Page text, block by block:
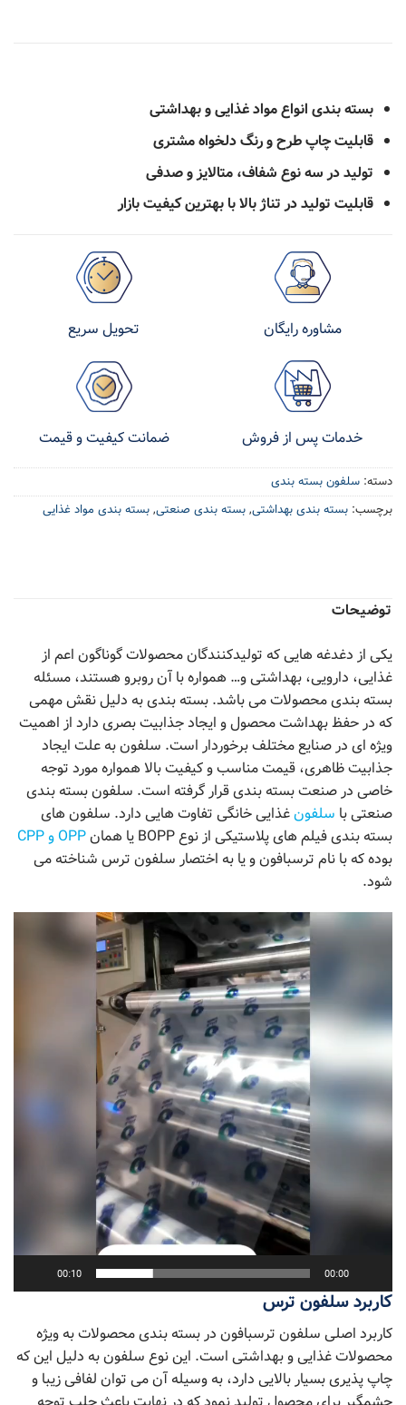
بسته بندی انواع مواد غذایی و بهداشتی
قابلیت چاپ طرح و رنگ دلخواه مشتری
تولید در سه نوع شفاف، متالایز و صدفی
قابلیت تولید در تناژ بالا با بهترین کیفیت بازار
مشاوره رایگان تحویل سریع
خدمات پس از فروش ضمانت کیفیت و قیمت
دسته: سلفون بسته بندی
برچسب: بسته بندی بهداشتی, بسته بندی صنعتی, بسته بندی مواد غذایی
توضیحات
یکی از دغدغه هایی که تولیدکنندگان محصولات گوناگون اعم از
غذایی، دارویی، بهداشتی و… همواره با آن روبرو هستند، مسئله
بسته بندی محصولات می باشد. بسته بندی به دلیل نقش مهمی
که در حفظ بهداشت محصول و ایجاد جذابیت بصری دارد از اهمیت
ویژه ای در صنایع مختلف برخوردار است. سلفون به علت ایجاد
جذابیت ظاهری، قیمت مناسب و کیفیت بالا همواره مورد توجه
خاصی در صنعت بسته بندی قرار گرفته است. سلفون بسته بندی
صنعتی با سلفونغذایی خانگی تفاوت هایی دارد. سلفون های
بسته بندی فیلم های پلاستیکی از نوع BOPP یا همان
OPP و CPP
بوده که با نام ترسبافون و یا به اختصار سلفون ترس شناخته می
شود.
نمایشگر
00:00
00:10
کاربرد سلفون ترس
کاربرد اصلی سلفون ترسبافون در بسته بندی محصولات به ویژه
محصولات غذایی و بهداشتی است. این نوع سلفون به دلیل این که
چاپ پذیری بسیار بالایی دارد، به وسیله آن می توان لفافی زیبا و